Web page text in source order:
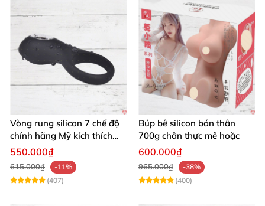
Vòng rung silicon 7 chế độ
chính hãng Mỹ kích thích
cực đỉnh
550.000₫
615.000₫
-11%
(407)
Búp bê silicon bán thân
700g chân thực mê hoặc
600.000₫
965.000₫
-38%
(400)